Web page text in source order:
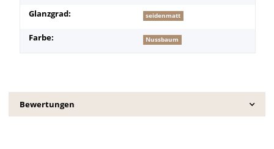
Glanzgrad: seidenmatt
Farbe: Nussbaum
Bewertungen